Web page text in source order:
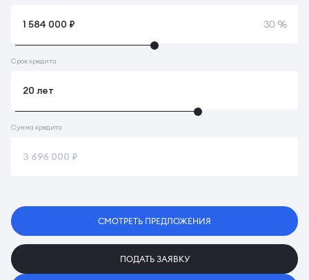
30 %
Срок кредита
Сумма кредита
СМОТРЕТЬ ПРЕДЛОЖЕНИЯ
ПОДАТЬ ЗАЯВКУ